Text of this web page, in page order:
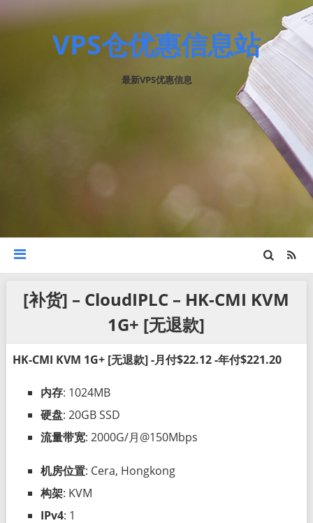
VPS仓优惠信息站
最新VPS优惠信息
[补货] – CloudIPLC – HK-CMI KVM
1G+ [无退款]
HK-CMI KVM 1G+ [无退款] -月付$22.12 -年付$221.20
内存: 1024MB
硬盘: 20GB SSD
流量带宽: 2000G/月@150Mbps
机房位置: Cera, Hongkong
构架: KVM
IPv4: 1